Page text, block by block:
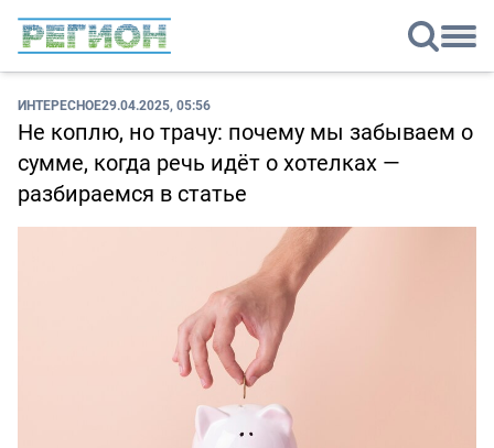
ИНТЕРЕСНОЕ29.04.2025, 05:56
Не коплю, но трачу: почему мы забываем о
сумме, когда речь идёт о хотелках —
разбираемся в статье